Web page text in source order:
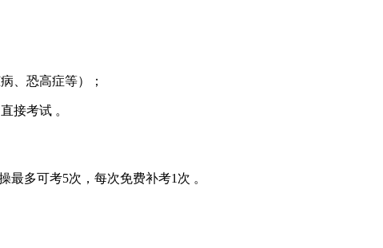
、恐高症等）‌‌；
接考试‌ ‌‌。
最多可考5次，每次免费补考1次 ‌‌。